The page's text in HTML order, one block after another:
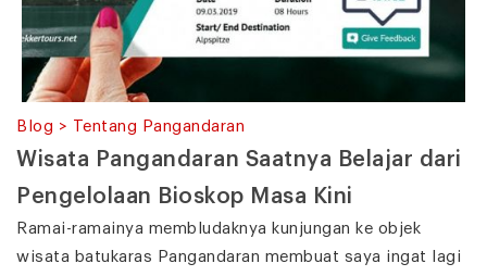
Blog > Tentang Pangandaran
Wisata Pangandaran Saatnya Belajar dari
Pengelolaan Bioskop Masa Kini
Ramai-ramainya membludaknya kunjungan ke objek
wisata batukaras Pangandaran membuat saya ingat lagi